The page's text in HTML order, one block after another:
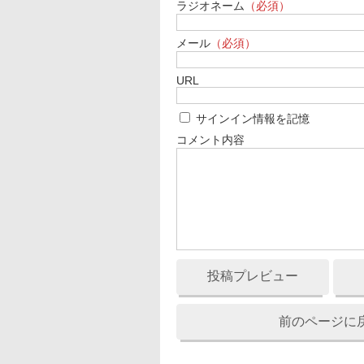
ラジオネーム （必須）
メール （必須）
URL
サインイン情報を記憶
コメント内容
投稿プレビュー
前のページに